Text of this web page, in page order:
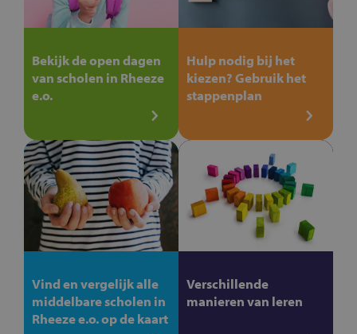
Bekijk de open dagen
van scholen in Rheeze
e.o.
Hulp nodig bij het
kiezen? Gebruik het
stappenplan
Vind en vergelijk alle
middelbare scholen in
Rheeze e.o. op de kaart
Verschillende
manieren van leren